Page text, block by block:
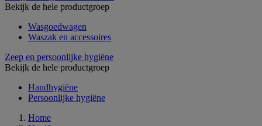
Bekijk de hele productgroep
Wasgoedwagen
Waszak en accessoires
Zeep en persoonlijke hygiëne
Bekijk de hele productgroep
Handhygiëne
Persoonlijke hygiëne
Home